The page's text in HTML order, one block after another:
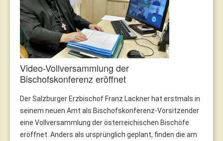
Video-Vollversammlung der
Bischofskonferenz eröffnet
Der Salzburger Erzbischof Franz Lackner hat erstmals in
seinem neuen Amt als Bischofskonferenz-Vorsitzender
eine Vollversammlung der österreichischen Bischöfe
eröffnet. Anders als ursprünglich geplant, finden die am